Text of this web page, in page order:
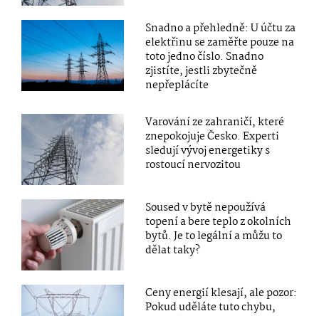
Snadno a přehledně: U účtu za
elektřinu se zaměřte pouze na
toto jedno číslo. Snadno
zjistíte, jestli zbytečně
nepřeplácíte
Varování ze zahraničí, které
znepokojuje Česko. Experti
sledují vývoj energetiky s
rostoucí nervozitou
Soused v bytě nepoužívá
topení a bere teplo z okolních
bytů. Je to legální a můžu to
dělat taky?
Ceny energií klesají, ale pozor:
Pokud uděláte tuto chybu,